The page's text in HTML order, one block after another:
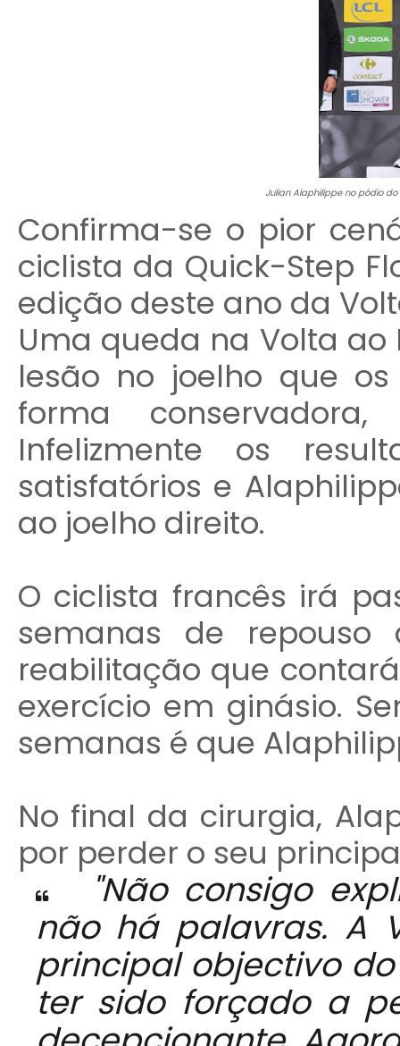
Julian Alaphilippe no pódio
Confirma-se o pior
ciclista da Quick-Step
edição deste ano da
Uma queda na Volta
lesão no joelho que
forma
Infelizmente os
satisfatórios e
ao joelho direito.
O ciclista francês irá
semanas de
reabilitação que
exercício em ginásio.
semanas é que
No final da cirurgia,
por perder o seu
"Não consigo
não há palavras. A
principal objectivo
ter sido forçado a